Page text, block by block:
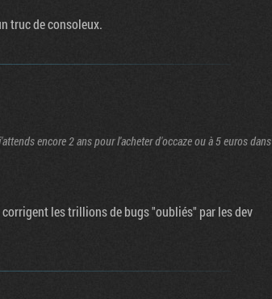
truc de consoleux.
encore 2 ans pour l'acheter d'occaze ou à 5 euros dans
les trillions de bugs "oubliés" par les dev